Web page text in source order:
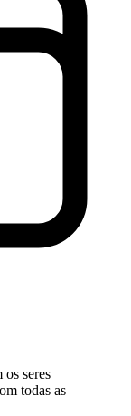
os seres
todas as